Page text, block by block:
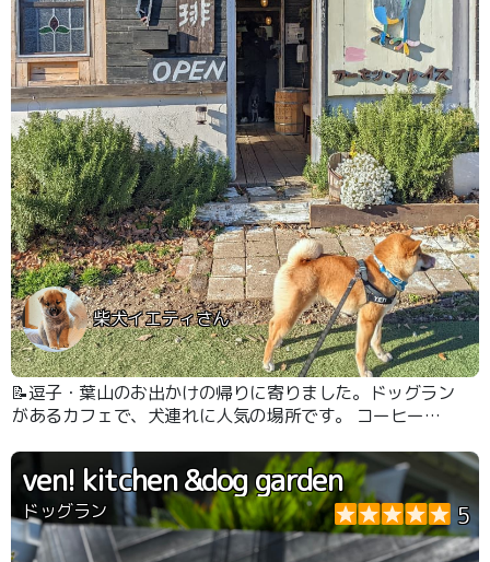
柴犬イエティさん
📝逗子・葉山のお出かけの帰りに寄りました。ドッグラン
があるカフェで、犬連れに人気の場所です。 コーヒーも
良いです。
ven! kitchen &dog garden
ドッグラン 5